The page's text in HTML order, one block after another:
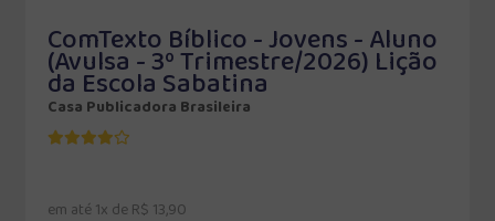
ComTexto Bíblico - Jovens - Aluno
(Avulsa - 3º Trimestre/2026) Lição
da Escola Sabatina
Casa Publicadora Brasileira
em até 1x de R$ 13,90